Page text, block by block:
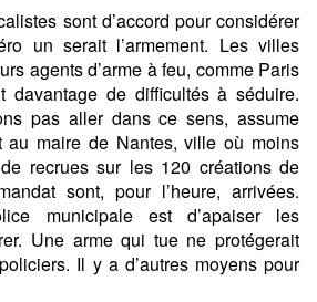
sont d’accord pour considérer
un serait l’armement. Les villes
agents d’arme à feu, comme Paris
davantage de difficultés à séduire.
pas aller dans ce sens, assume
au maire de Nantes, ville où moins
recrues sur les 120 créations de
sont, pour l’heure, arrivées.
municipale est d’apaiser les
Une arme qui tue ne protégerait
Il y a d’autres moyens pour